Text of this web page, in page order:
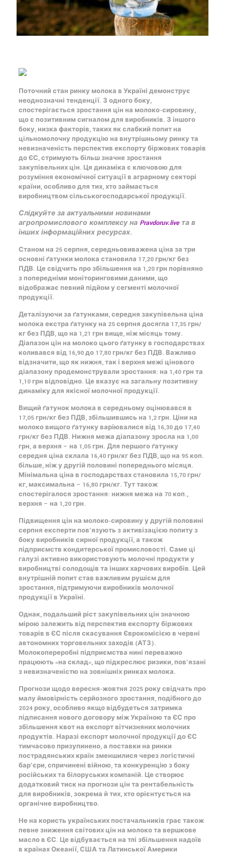
Поточний стан ринку молока в Україні демонструє
неоднозначні тенденції. З одного боку,
спостерігається зростання цін на молоко-сировину,
що є позитивним сигналом для виробників. З іншого
боку, низка факторів, таких як слабкий попит на
цільномолочну продукцію на внутрішньому ринку та
невизначеність перспектив експорту біржових товарів
до ЄС, стримують більш значне зростання
закупівельних цін. Ця динаміка є ключовою для
розуміння економічної ситуації в аграрному секторі
країни, особливо для тих, хто займається
виробництвомсільськогосподарської продукції.
Слідкуйте за актуальними новинами
агропромислового комплексу на Pravdoruv.liveта в
інших інформаційних ресурсах.
Станом на 25 серпня, середньовиважена ціна за три
основні ґатунки молока становила 17,20 грн/кг без
ПДВ. Це свідчить про збільшення на 1,20 грн порівняно
з попередніми моніторинговими даними, що
відображає певний підйом у сегменті молочної
продукції.
Деталізуючи за ґатунками, середня закупівельна ціна
молока екстра ґатунку на 25 серпня досягла 17,35 грн/
кг без ПДВ, що на 1,21 грн вище, ніж місяць тому.
Діапазон цін на молокоцього ґатунку в господарствах
коливався від 16,90 до 17,80 грн/кг без ПДВ. Важливо
відзначити, що як нижня, так і верхня межі цінового
діапазону продемонстрували зростання: на 1,40 грн та
1,10 грн відповідно. Це вказує на загальну позитивну
динаміку для якісної молочної продукції.
Вищий ґатунок молока в середньому оцінювався в
17,05 грн/кг без ПДВ, збільшившись на 1,2 грн. Ціни на
молоко вищого ґатунку варіювалися від 16,30 до 17,40
грн/кг без ПДВ. Нижня межа діапазону зросла на 1,00
грн, а верхня – на 1,05 грн. Для першого ґатунку
середня ціна склала 16,40 грн/кг без ПДВ, що на 95 коп.
більше, ніж у другій половині попереднього місяця.
Мінімальна ціна в господарствах становила 15,70 грн/
кг, максимальна – 16,80 грн/кг. Тут також
спостерігалося зростання: нижня межа на 70 коп.,
верхня – на 1,20 грн.
Підвищення цін на молоко-сировину у другій половині
серпня експерти пов’язують з активізацією попиту з
боку виробників сирної продукції, а також
підприємств кондитерської промисловості. Саме ці
галузі активно використовують молочні продукти у
виробництві солодощів та інших харчових виробів. Цей
внутрішній попит став важливим рушієм для
зростання, підтримуючи виробників молочної
продукціїв Україні.
Однак, подальший ріст закупівельних цін значною
мірою залежить від перспектив експорту біржових
товарів в ЄС після скасування Єврокомісією в червні
автономних торговельних заходів (АТЗ).
Молокопереробні підприємства нині переважно
працюють «на склад», що підкреслює ризики, пов’язані
з невизначеністю на зовнішніх ринках молока.
Прогнози щодо вересня-жовтня 2025 року свідчать про
малу ймовірність серйозного зростання, подібного до
2024 року, особливо якщо відбудеться затримка
підписання нового договору міжУкраїною та ЄС про
збільшення квот на експорт вітчизняних молочних
продуктів. Наразі експорт молочної продукціїдо ЄС
тимчасово призупинено, а поставки на ринки
пострадянських країн зменшилися через логістичні
бар’єри, спричинені війною, та конкуренцію з боку
російських та білоруських компаній. Це створює
додатковий тиск на прогнози цін та рентабельність
для виробників, зокрема й тих, хто орієнтується на
органічне виробництво.
Не на користь українських постачальників грає також
певне зниження світових цін на молокота вершкове
масло в ЄС. Це відбувається на тлі збільшення надоїв
в країнах Океанії, США та Латинської Америки